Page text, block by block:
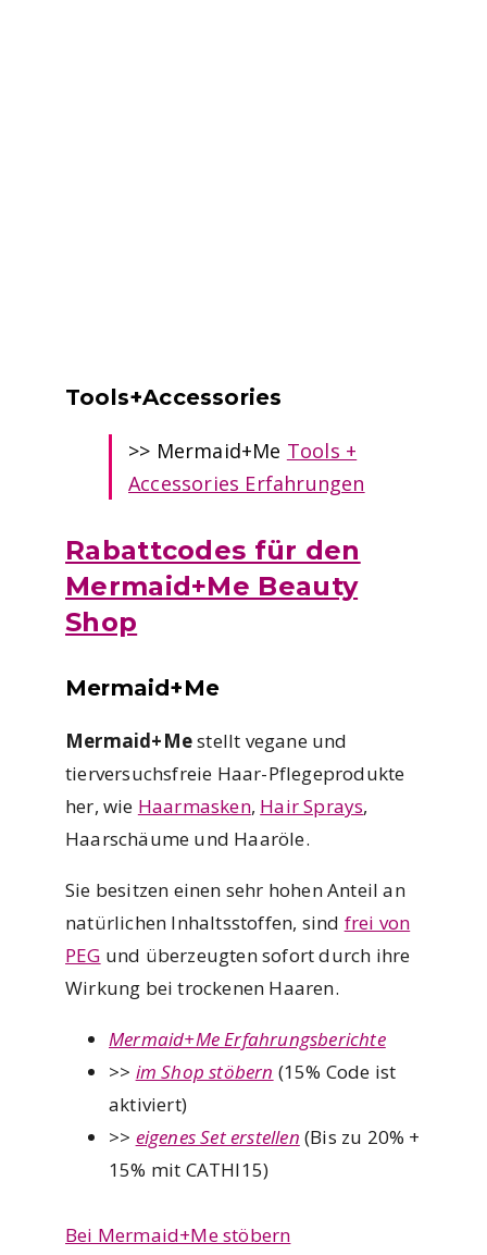
Tools+Accessories
>> Mermaid+Me Tools +
Accessories Erfahrungen
Rabattcodes für den
Mermaid+Me Beauty
Shop
Mermaid+Me
Mermaid+Mestellt vegane und
tierversuchsfreie Haar-Pflegeprodukte
her, wie Haarmasken, Hair Sprays,
Haarschäume und Haaröle.
Sie besitzen einen sehr hohen Anteil an
natürlichen Inhaltsstoffen, sind frei von
PEG und überzeugten sofort durch ihre
Wirkung bei trockenen Haaren.
Mermaid+Me Erfahrungsberichte
>> im Shop stöbern (15% Code ist
aktiviert)
>> eigenes Set erstellen (Bis zu 20% +
15% mit CATHI15)
Bei Mermaid+Me stöbern